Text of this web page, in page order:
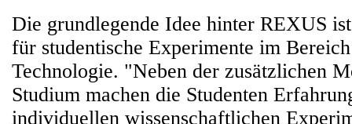
Die grundlegende Idee hinter REXUS
für studentische Experimente im
Technologie. "Neben der zusätzlichen
Studium machen die Studenten
individuellen wissenschaftlichen